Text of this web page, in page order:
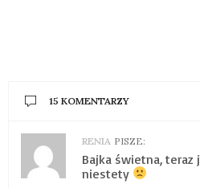
15 KOMENTARZY
RENIA PISZE:
Bajka świetna, teraz
niestety